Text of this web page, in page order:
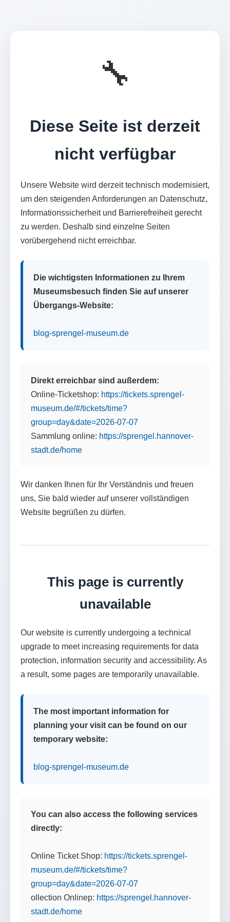
🔧
Diese Seite ist derzeit
nicht verfügbar
Unsere Website wird derzeit technisch modernisiert,
um den steigenden Anforderungen an Datenschutz,
Informationssicherheit und Barrierefreiheit gerecht
zu werden. Deshalb sind einzelne Seiten
vorübergehend nicht erreichbar.
Die wichtigsten Informationen zu Ihrem
Museumsbesuch finden Sie auf unserer
Übergangs-Website:
blog-sprengel-museum.de
Direkt erreichbar sind außerdem:
Online-Ticketshop: https://tickets.sprengel-
museum.de/#/tickets/time?
group=day&date=2026-07-07
Sammlung online: https://sprengel.hannover-
stadt.de/home
Wir danken Ihnen für Ihr Verständnis und freuen
uns, Sie bald wieder auf unserer vollständigen
Website begrüßen zu dürfen.
This page is currently
unavailable
Our website is currently undergoing a technical
upgrade to meet increasing requirements for data
protection, information security and accessibility. As
a result, some pages are temporarily unavailable.
The most important information for
planning your visit can be found on our
temporary website:
blog-sprengel-museum.de
You can also access the following services
directly:
Online Ticket Shop: https://tickets.sprengel-
museum.de/#/tickets/time?
group=day&date=2026-07-07
ollection Onlinep: https://sprengel.hannover-
stadt.de/home